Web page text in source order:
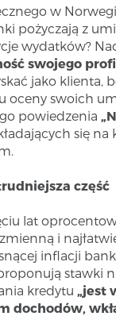
w
pożyczają z
wydatków?
swojego
jako klienta,
oceny swoich
powiedzenia
się
część
lat
i
inflacji
stawki
kredytu „jest
dochodów,